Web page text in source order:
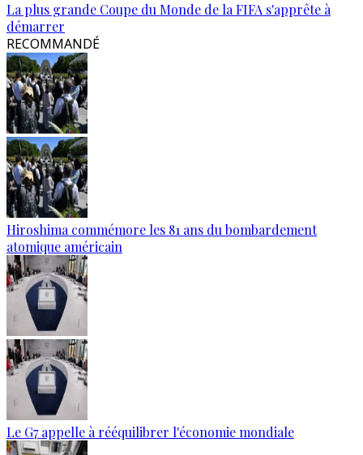
La plus grande Coupe du Monde de la FIFA s'apprête à
démarrer
RECOMMANDÉ
Hiroshima commémore les 81 ans du bombardement
atomique américain
Le G7 appelle à rééquilibrer l'économie mondiale